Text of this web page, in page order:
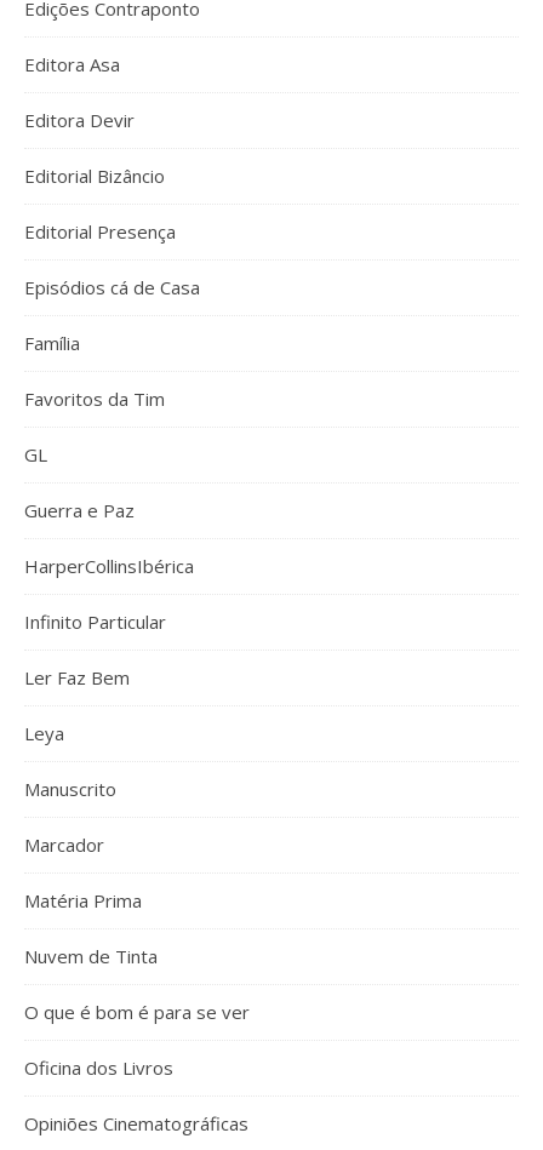
Edições Contraponto
Editora Asa
Editora Devir
Editorial Bizâncio
Editorial Presença
Episódios cá de Casa
Família
Favoritos da Tim
GL
Guerra e Paz
HarperCollinsIbérica
Infinito Particular
Ler Faz Bem
Leya
Manuscrito
Marcador
Matéria Prima
Nuvem de Tinta
O que é bom é para se ver
Oficina dos Livros
Opiniões Cinematográficas